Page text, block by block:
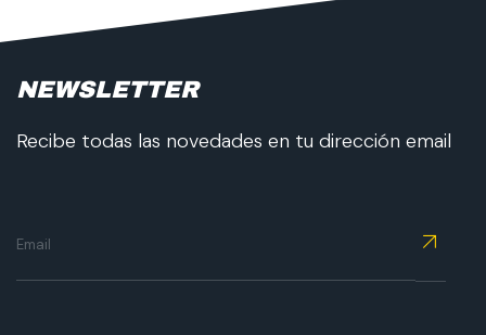
NEWSLETTER
Recibe todas las novedades en tu dirección email